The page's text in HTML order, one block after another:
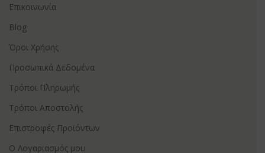
Επικοινωνία
Blog
Όροι Χρήσης
Προσωπικά Δεδομένα
Τρόποι Πληρωμής
Τρόποι Αποστολής
Επιστροφές Προϊόντων
Ο Λογαριασμός μου